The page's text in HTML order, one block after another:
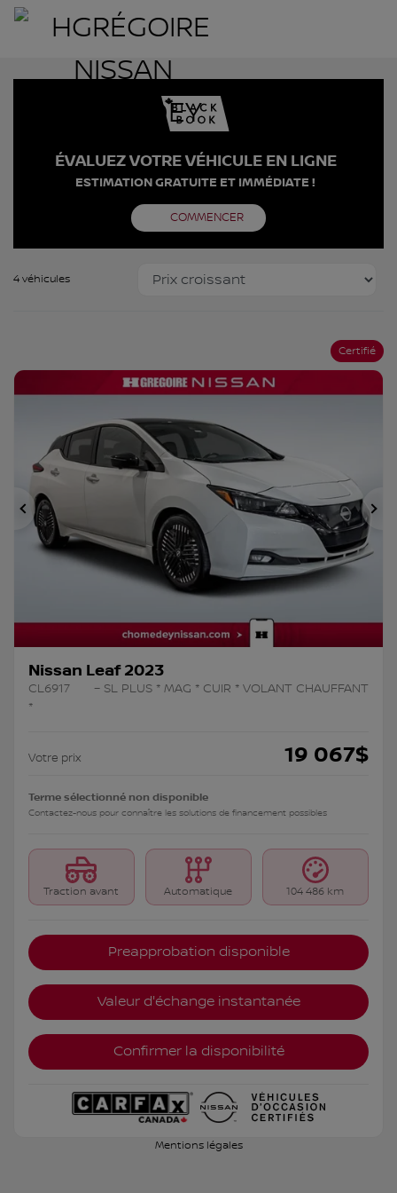
ÉVALUEZ VOTRE VÉHICULE EN LIGNE
ESTIMATION GRATUITE ET IMMÉDIATE !
COMMENCER
4 véhicules
Certifié
Précédent
Nissan Leaf 2023
CL6917
– SL PLUS * MAG * CUIR * VOLANT CHAUFFANT
*
Votre prix 19 067$
Terme sélectionné non disponible
Contactez-nous pour connaître les solutions de financement possibles
Traction avant Automatique 104 486 km
Preapprobation disponible
Valeur d'échange instantanée
Confirmer la disponibilité
Mentions légales